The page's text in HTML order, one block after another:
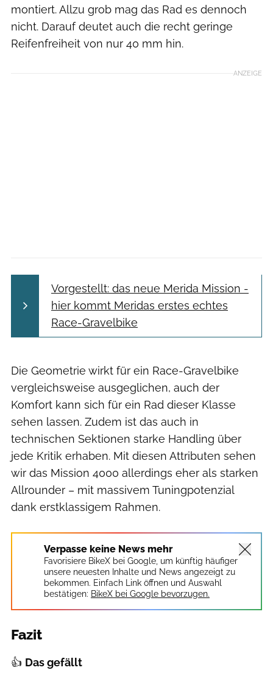
montiert. Allzu grob mag das Rad es dennoch
nicht. Darauf deutet auch die recht geringe
Reifenfreiheit von nur 40 mm hin.
ANZEIGE
Vorgestellt: das neue Merida Mission -
hier kommt Meridas erstes echtes
Race-Gravelbike
Die Geometrie wirkt für ein Race-Gravelbike
vergleichsweise ausgeglichen, auch der
Komfort kann sich für ein Rad dieser Klasse
sehen lassen. Zudem ist das auch in
technischen Sektionen starke Handling über
jede Kritik erhaben. Mit diesen Attributen sehen
wir das Mission 4000 allerdings eher als starken
Allrounder – mit massivem Tuningpotenzial
dank erstklassigem Rahmen.
Verpasse keine News mehr
Favorisiere BikeX bei Google, um künftig häufiger
unsere neuesten Inhalte und News angezeigt zu
bekommen. Einfach Link öffnen und Auswahl
bestätigen: BikeX bei Google bevorzugen.
Fazit
👍 Das gefällt